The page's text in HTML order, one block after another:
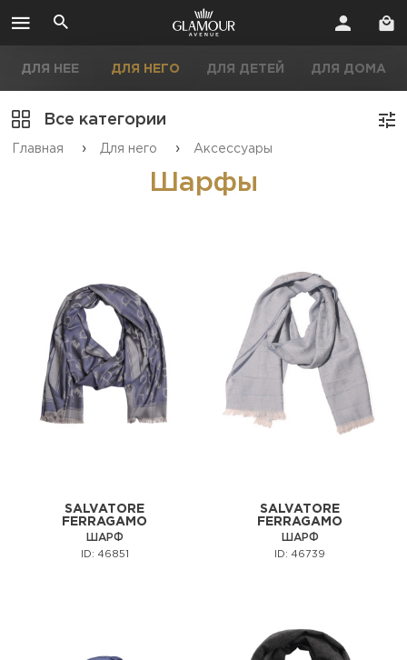
ДЛЯ НЕЕ ДЛЯ НЕГО ДЛЯ ДЕТЕЙ ДЛЯ ДОМА
Все категории
Главная › Для него › Аксессуары
Шарфы
SALVATORE
FERRAGAMO
ШАРФ
ID: 46851
SALVATORE
FERRAGAMO
ШАРФ
ID: 46739